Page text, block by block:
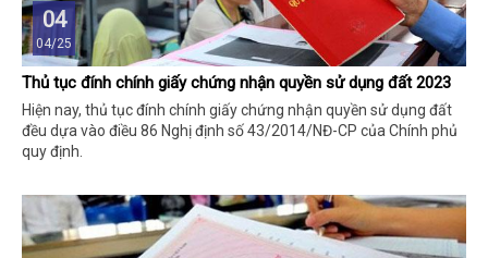
04
04/25
Thủ tục đính chính giấy chứng nhận quyền sử dụng đất 2023
Hiện nay, thủ tục đính chính giấy chứng nhận quyền sử dụng đất
đều dựa vào điều 86 Nghị định số 43/2014/NĐ-CP của Chính phủ
quy định.